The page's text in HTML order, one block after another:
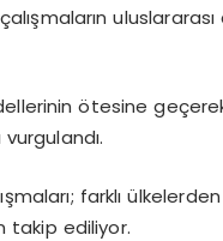
ötesine geçerek
farklı
takip ediliyor.